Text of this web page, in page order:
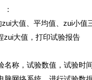
：
大值、平均值、zui小值
zui大值，打印试验报告
名称，试验数值，试验时间